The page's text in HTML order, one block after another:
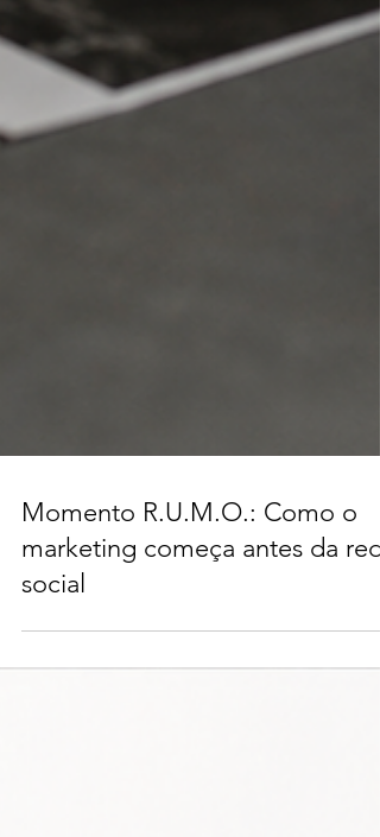
Momento R.U.M.O.: Como o
marketing começa antes da